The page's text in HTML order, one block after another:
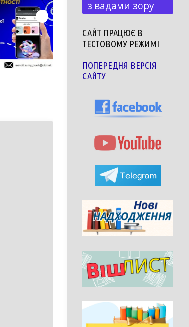
з вадами зору
САЙТ ПРАЦЮЄ В
ТЕСТОВОМУ РЕЖИМІ
ПОПЕРЕДНЯ ВЕРСІЯ
САЙТУ